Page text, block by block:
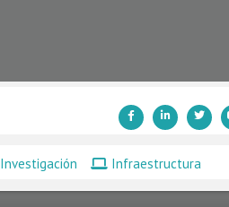
Investigación Infraestructura